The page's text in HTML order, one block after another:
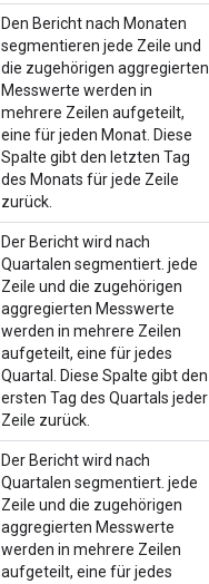
Den Bericht nach Monaten
segmentieren jede Zeile und
die zugehörigen aggregierten
Messwerte werden in
mehrere Zeilen aufgeteilt,
eine für jeden Monat. Diese
Spalte gibt den letzten Tag
des Monats für jede Zeile
zurück.
Der Bericht wird nach
Quartalen segmentiert. jede
Zeile und die zugehörigen
aggregierten Messwerte
werden in mehrere Zeilen
aufgeteilt, eine für jedes
Quartal. Diese Spalte gibt den
ersten Tag des Quartals jeder
Zeile zurück.
Der Bericht wird nach
Quartalen segmentiert. jede
Zeile und die zugehörigen
aggregierten Messwerte
werden in mehrere Zeilen
aufgeteilt, eine für jedes